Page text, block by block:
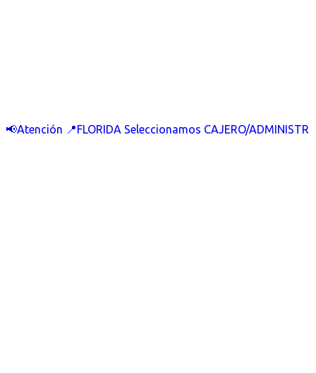
📢Atención 📍FLORIDA Seleccionamos CAJERO/ADMINISTR